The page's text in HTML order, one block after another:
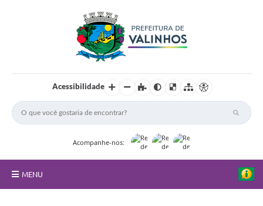
Acessibilidade
Acompanhe-nos:
MENU